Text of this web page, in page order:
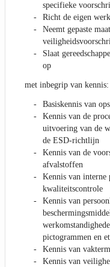
specifieke
Richt de eigen
Neemt gepaste
Slaat
op
met inbegrip van kennis:
Basiskennis van
Kennis van de
uitvoering van de
de ESD-richtlijn
Kennis van de
afvalstoffen
Kennis van interne
kwaliteitscontrole
Kennis van
pictogrammen en
Kennis van
Kennis van